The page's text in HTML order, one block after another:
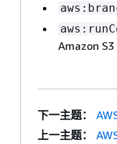
Amazon S3
下一主题：
上一主题：